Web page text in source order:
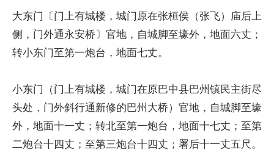
大东门〔门上有城楼，城门原在张桓侯（张飞）庙后上
侧，门外通永安桥〕官地，自城脚至壕外，地面六丈；
转小东门至第一炮台，地面七丈。
小东门（门上有城楼，城门在原巴中县巴州镇民主街尽
头处，门外斜行通新修的巴州大桥）官地，自城脚至壕
外，地面十一丈；转北至第一炮台，地面十七丈；至第
二炮台十四丈；至第三炮台十四丈；署后十一丈五尺。